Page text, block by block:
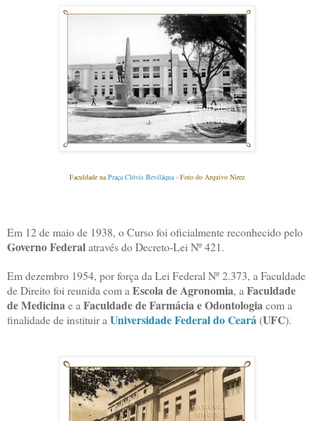
Faculdade na Praça Clóvis Beviláqua - Foto do Arquivo Nirez
Em 12 de maio de 1938, o Curso foi oficialmente reconhecido pelo
Governo Federalatravés do Decreto-Lei Nº 421.
Em dezembro 1954, por força da Lei Federal Nº 2.373, a Faculdade
de Direito foi reunida com a Escola de Agronomia, a Faculdade
de Medicina e a Faculdade de Farmácia e Odontologia com a
finalidade de instituir a Universidade Federal do Ceará (UFC).